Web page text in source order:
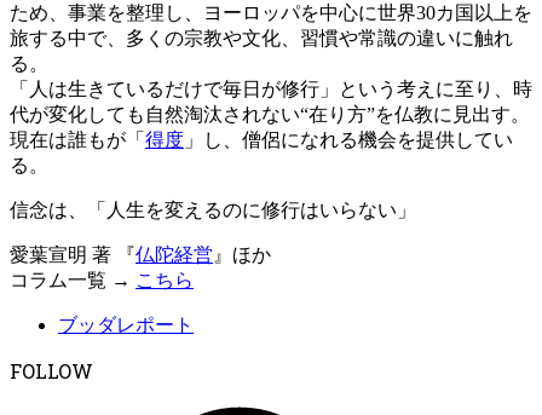
ため、事業を整理し、ヨーロッパを中心に世界30カ国以上を
旅する中で、多くの宗教や文化、習慣や常識の違いに触れ
る。
「人は生きているだけで毎日が修行」という考えに至り、時
代が変化しても自然淘汰されない“在り方”を仏教に見出す。
現在は誰もが「 得度 」し、僧侶になれる機会を提供してい
る。
信念は、「人生を変えるのに修行はいらない」
愛葉宣明 著 『仏陀経営 』ほか
コラム一覧 → こちら
ブッダレポート
FOLLOW